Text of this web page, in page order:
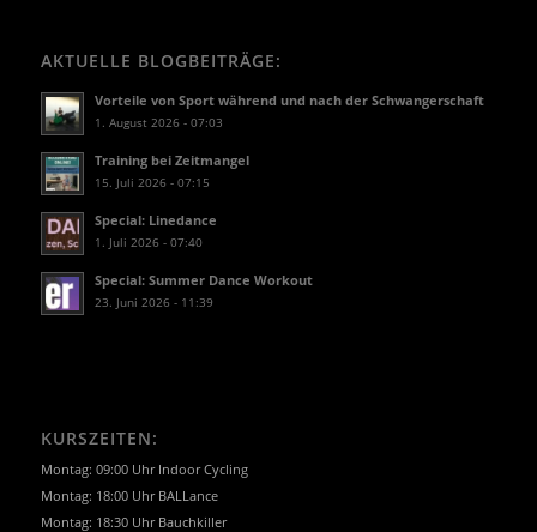
AKTUELLE BLOGBEITRÄGE:
Vorteile von Sport während und nach der Schwangerschaft
1. August 2026 - 07:03
Training bei Zeitmangel
15. Juli 2026 - 07:15
Special: Linedance
1. Juli 2026 - 07:40
Special: Summer Dance Workout
23. Juni 2026 - 11:39
KURSZEITEN:
Montag: 09:00 Uhr Indoor Cycling
Montag: 18:00 Uhr BALLance
Montag: 18:30 Uhr Bauchkiller